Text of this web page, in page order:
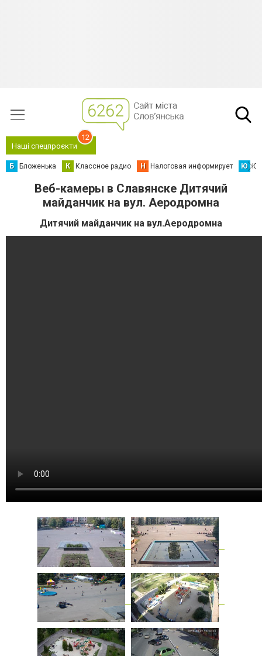
Наші спецпроєкти
12
Б Бложенька К Классное радио Н Налоговая информирует Ю
Веб-камеры в Славянске Дитячий
майданчик на вул. Аеродромна
Дитячий майданчик на вул.Аеродромна